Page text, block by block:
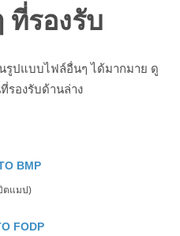
ที่รองรับ
รูปแบบไฟล์อื่นๆ ได้มากมาย ดู
รองรับด้านล่าง
BMP
ตแมป)
FODP